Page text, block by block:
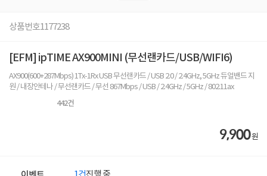
상품번호1177238
[EFM] ipTIME AX900MINI (무선랜카드/USB/WIFI6)
AX900(600+287Mbps) 1Tx-1Rx USB 무선랜카드 / USB 2.0 / 2.4GHz, 5GHz 듀얼밴드 지
원 / 내장안테나 / 무선랜카드 / 무선 867Mbps / USB / 2.4GHz / 5GHz / 802.11ax
442건
9,900원